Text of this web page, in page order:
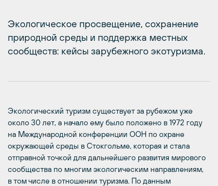
Экологическое просвещение, сохранение
природной среды и поддержка местных
сообществ: кейсы зарубежного экотуризма.
Экологический туризм существует за рубежом уже
около 30 лет, а начало ему было положено в 1972 году
на Международной конференции ООН по охране
окружающей среды в Стокгольме, которая и стала
отправной точкой для дальнейшего развития мирового
сообщества по многим экологическим направлениям,
в том числе в отношении туризма. По данным